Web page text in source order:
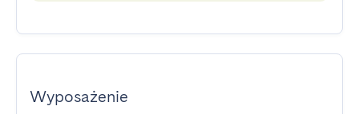
Wyposażenie